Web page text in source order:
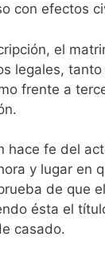
con efectos
el
legales,
frente a
hace fe del
y lugar en
de que
ésta el
casado.